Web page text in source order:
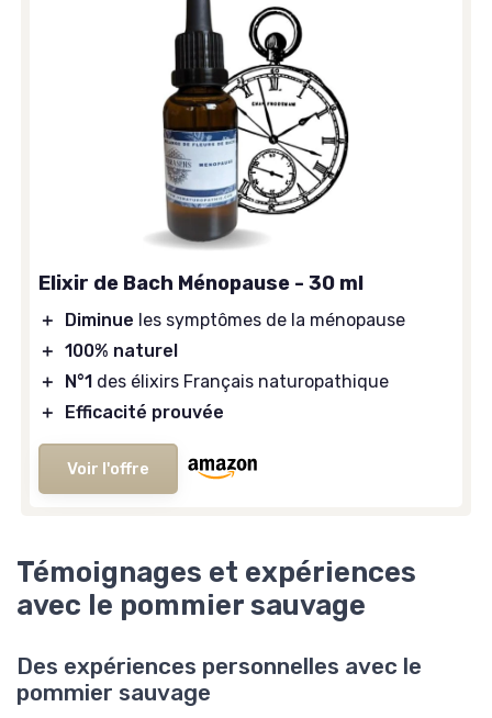
Elixir de Bach Ménopause - 30 ml
＋ Diminue les symptômes de la ménopause
＋ 100% naturel
＋
N°1 des élixirs Français naturopathique
＋
Efficacité prouvée
Voir l'offre
Témoignages et expériences
avec le pommier sauvage
Des expériences personnelles avec le
pommier sauvage